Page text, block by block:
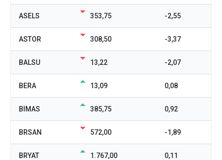
ASELS 353,75 -2,55
ASTOR 308,50 -3,37
BALSU 13,22 -2,07
BERA 13,09 0,08
BIMAS 385,75 0,92
BRSAN 572,00 -1,89
BRYAT 1.767,00 0,11